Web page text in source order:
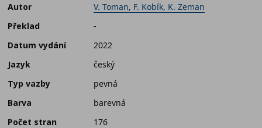
Autor
V. Toman, F. Kobík, K. Zeman
Překlad
-
Datum vydání
2022
Jazyk
český
Typ vazby
pevná
Barva
barevná
Počet stran
176